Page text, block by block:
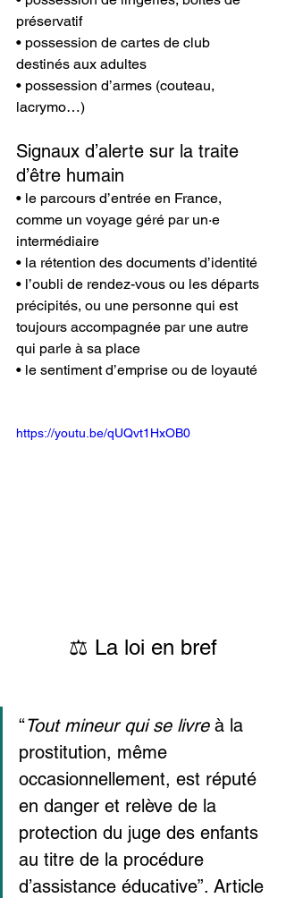
préservatif
• possession de cartes de club
destinés aux adultes
• possession d’armes (couteau,
lacrymo…)
Signaux d’alerte sur la traite
d’être humain
• le parcours d’entrée en France,
comme un voyage géré par un·e
intermédiaire
• la rétention des documents d’identité
• l’oubli de rendez-vous ou les départs
précipités, ou une personne qui est
toujours accompagnée par une autre
qui parle à sa place
• le sentiment d’emprise ou de loyauté
https://youtu.be/qUQvt1HxOB0
⚖️ La loi en bref
“Tout mineur qui se livre à la
prostitution, même
occasionnellement, est réputé
en danger et relève de la
protection du juge des enfants
au titre de la procédure
d’assistance éducative”. Article